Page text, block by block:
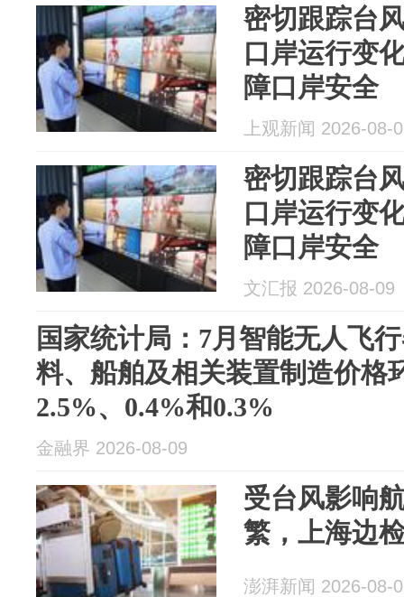
密切跟踪台
口岸运行变
障口岸安全
上观新闻 2026-08-
密切跟踪台
口岸运行变
障口岸安全
文汇报 2026-08-09
国家统计局：7月智能无人飞
料、船舶及相关装置制造价格
2.5%、0.4%和0.3%
金融界 2026-08-09
受台风影响
繁，上海边
澎湃新闻 2026-08-